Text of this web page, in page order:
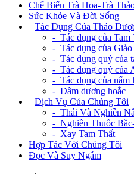
Chế Biến Trà Hoa-Trà
Sức Khỏe Và Đời Sống
Tác Dụng Của Thảo
- Tác dụng của Tam
- Tác dụng của
- Tác dụng quý của
- Tác dụng quý của
- Tác dụng của nấm
- Dâm dương hoắc
Dịch Vụ Của Chúng Tôi
- Thái Và Nghiền
- Nghiền Thuốc
- Xay Tam Thất
Hợp Tác Với Chúng Tôi
Đọc Và Suy Ngẫm